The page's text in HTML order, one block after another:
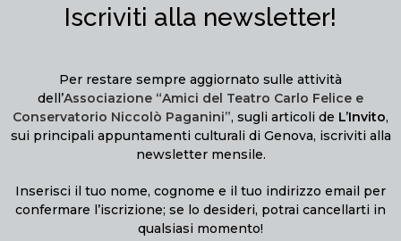
Iscriviti alla newsletter!
Per restare sempre aggiornato sulle attività
dell’Associazione “Amici del Teatro Carlo Felice e
Conservatorio Niccolò Paganini”, sugli articoli de L’Invito,
sui principali appuntamenti culturali di Genova, iscriviti alla
newsletter mensile.
Inserisci il tuo nome, cognome e il tuo indirizzo email per
confermare l’iscrizione; se lo desideri, potrai cancellarti in
qualsiasi momento!